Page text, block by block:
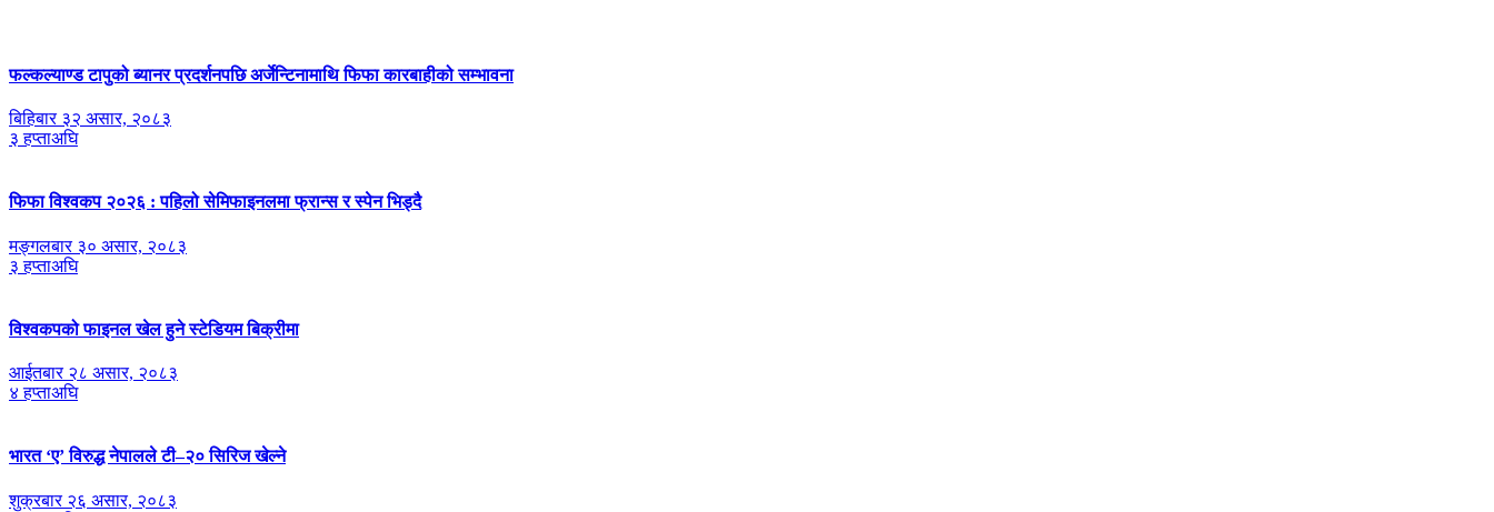
फल्कल्याण्ड टापुको ब्यानर प्रदर्शनपछि अर्जेन्टिनामाथि फिफा कारबाहीको सम्भावना
बिहिबार ३२ असार, २०८३
३ हप्ताअघि
फिफा विश्वकप २०२६ : पहिलो सेमिफाइनलमा फ्रान्स र स्पेन भिड्दै
मङ्गलबार ३० असार, २०८३
३ हप्ताअघि
विश्वकपको फाइनल खेल हुने स्टेडियम बिक्रीमा
आईतबार २८ असार, २०८३
४ हप्ताअघि
भारत ‘ए’ विरुद्ध नेपालले टी–२० सिरिज खेल्ने
शुक्रबार २६ असार, २०८३